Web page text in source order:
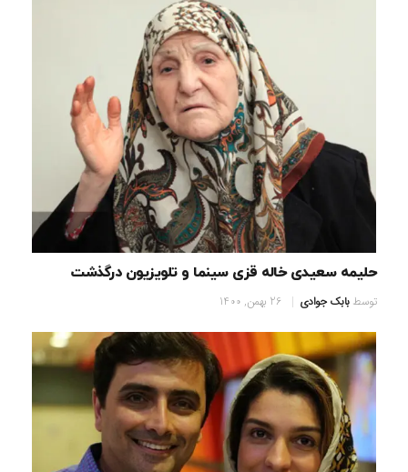
حلیمه سعیدی خاله قزی سینما و تلویزیون درگذشت
توسطبابک جوادی 26 بهمن, 1400